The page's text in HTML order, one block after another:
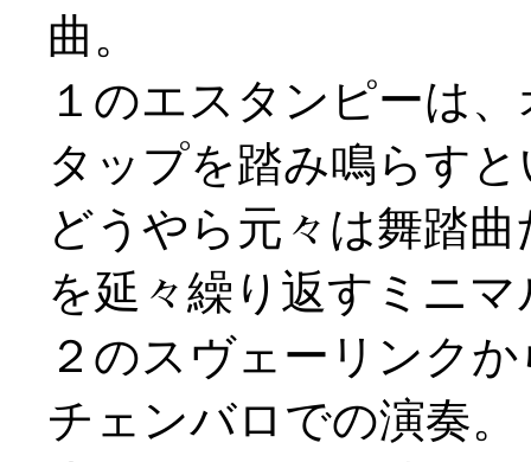
曲。
１のエスタンピーは
タップを踏み鳴らす
どうやら元々は舞踏
を延々繰り返すミニ
２のスヴェーリンク
チェンバロでの演奏。